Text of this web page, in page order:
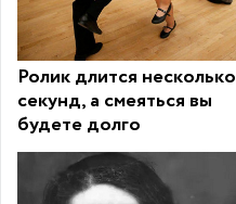
Ролик длится несколько
секунд, а смеяться вы
будете долго